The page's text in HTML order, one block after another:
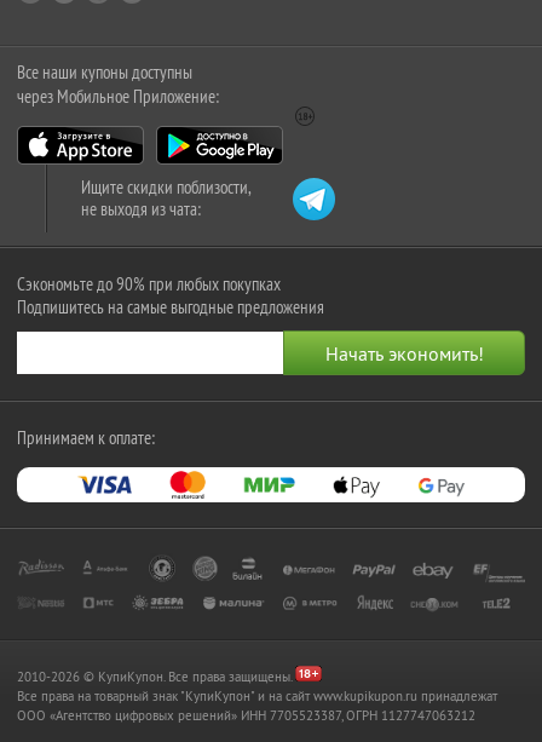
Все наши купоны доступны
через Мобильное Приложение:
Ищите скидки поблизости,
не выходя из чата:
Сэкономьте до 90% при любых покупках
Подпишитесь на самые выгодные предложения
Принимаем к оплате:
2010-2026 © КупиКупон. Все права защищены.
Все права на товарный знак "КупиКупон" и на сайт www.kupikupon.ru принадлежат
OOO «Агентство цифровых решений» ИНН 7705523387, ОГРН 1127747063212